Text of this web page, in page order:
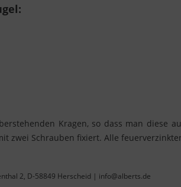
Kragen, so dass man diese
zwei Schrauben ﬁxiert. Alle
2, D-58849 Herscheid | info@alberts.de